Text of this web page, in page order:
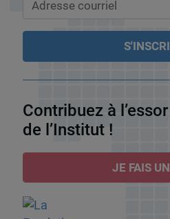
Contribuez à
de l’Institut !
JE FAIS